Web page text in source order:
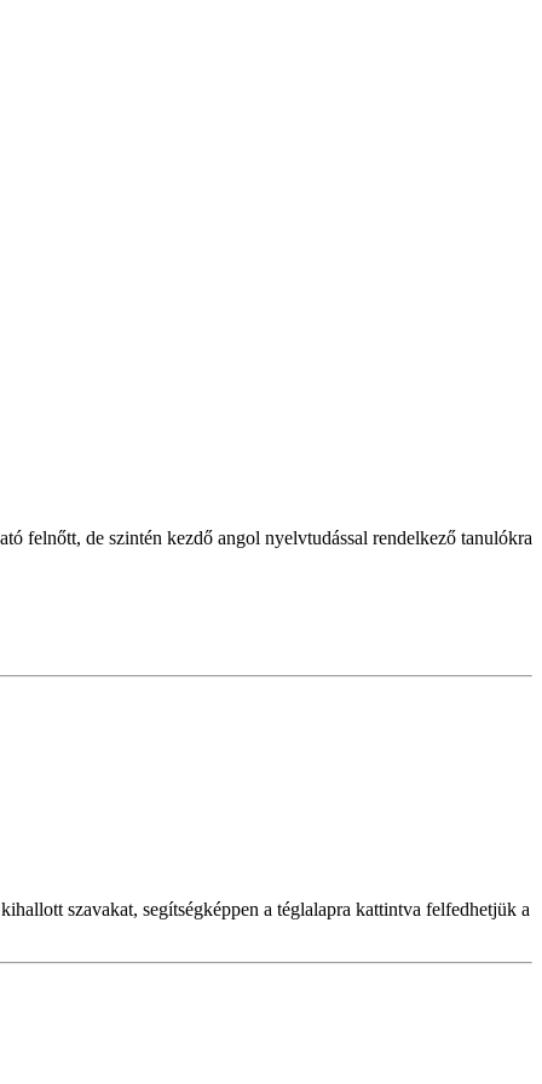
felnőtt, de szintén kezdő angol nyelvtudással rendelkező tanulókra
szavakat, segítségképpen a téglalapra kattintva felfedhetjük a